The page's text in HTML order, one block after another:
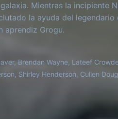
Mientras la incipiente
la ayuda del legendario
aprendiz Grogu.
Brendan Wayne, Lateef
Shirley Henderson, Cullen